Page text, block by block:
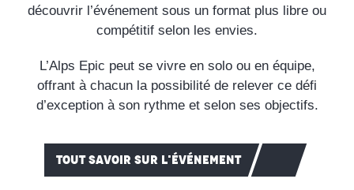
découvrir l’événement sous un format plus libre ou
compétitif selon les envies.
L’Alps Epic peut se vivre en solo ou en équipe,
offrant à chacun la possibilité de relever ce défi
d’exception à son rythme et selon ses objectifs.
TOUT SAVOIR SUR L'ÉVÉNEMENT